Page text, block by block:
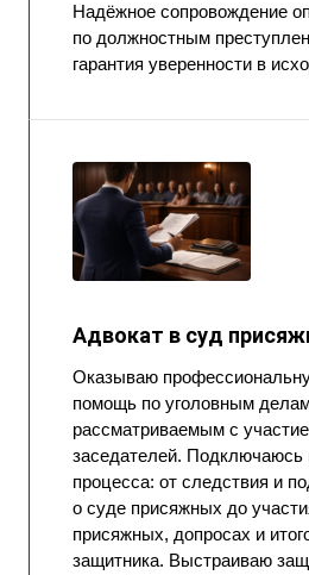
Надёжное сопровождение
по должностным
гарантия уверенности в
Адвокат в суд
Оказываю
помощь по уголовным
рассматриваемым с
заседателей. Подключаюсь
процесса: от следствия и
о суде присяжных до
присяжных, допросах и
защитника. Выстраиваю